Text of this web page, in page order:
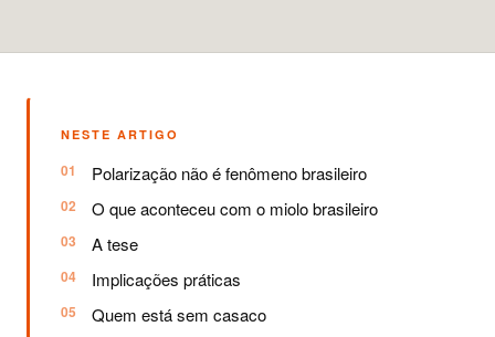
NESTE ARTIGO
Polarização não é fenômeno brasileiro
O que aconteceu com o miolo brasileiro
A tese
Implicações práticas
Quem está sem casaco